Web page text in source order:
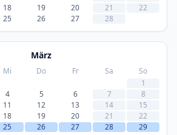
18 19 20 21
22
25 26 27 28
März
Mi Do Fr Sa
So
1
4 5 6 7
8
11 12 13 14
15
18 19 20 21
22
25 26 27 28
29